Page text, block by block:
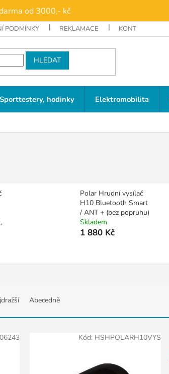
od 3000,- kč
PODMÍNKY REKLAMACE KONTAKTY
HLEDAT
Sporttestery, hodinky Elektromobilita
Polar Hrudní vysílač
H10 Bluetooth Smart
/ ANT + (bez popruhu)
Skladem
1 880 Kč
Abecedně
Kód: HSHPOLARH10VYS